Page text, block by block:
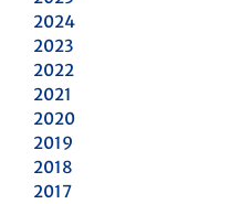
2024
2023
2022
2021
2020
2019
2018
2017